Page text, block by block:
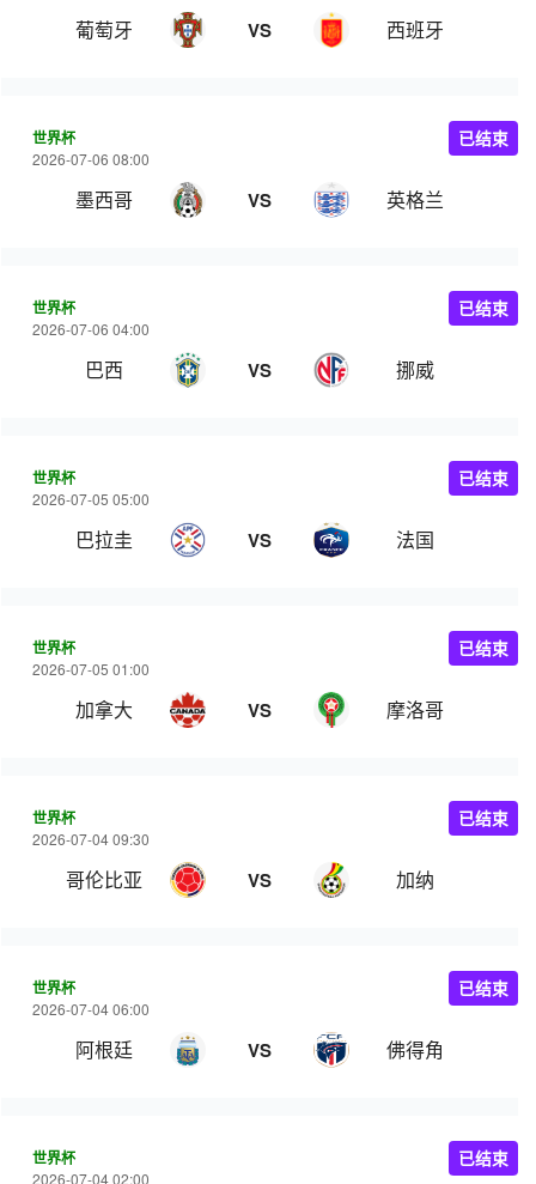
葡萄牙 VS 西班牙
世界杯
2026-07-06 08:00
墨西哥 VS 英格兰
已结束
世界杯
2026-07-06 04:00
巴西 VS 挪威
已结束
世界杯
2026-07-05 05:00
巴拉圭 VS 法国
已结束
世界杯
2026-07-05 01:00
加拿大 VS 摩洛哥
已结束
世界杯
2026-07-04 09:30
哥伦比亚 VS 加纳
已结束
世界杯
2026-07-04 06:00
阿根廷 VS 佛得角
已结束
世界杯
2026-07-04 02:00
已结束